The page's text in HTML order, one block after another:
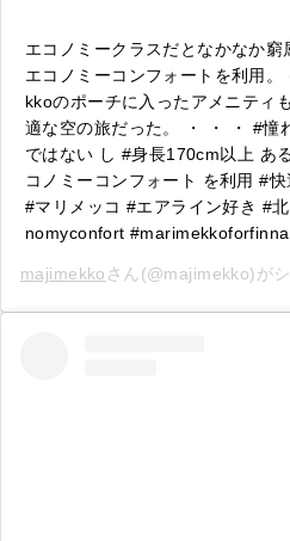
エコノミークラスだとなかなか
エコノミーコンフォートを利用
kkoのポーチに入ったアメニティ
適な空の旅だった。 ・ ・ ・ #憧
ではない し #身長170cm以上 あ
コノミーコンフォート を利用 #
#マリメッコ #エアライン好き #
nomyconfort
majimekko さん(@majimekko)が